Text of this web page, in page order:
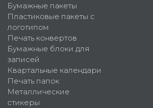
Бумажные пакеты
Пластиковые пакеты с
логотипом
Печать конвертов
Бумажные блоки для
записей
Квартальные календари
Печать папок
Металлические
стикеры